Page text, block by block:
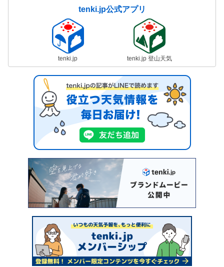
tenki.jp公式アプリ
tenki.jp tenki.jp 登山天気